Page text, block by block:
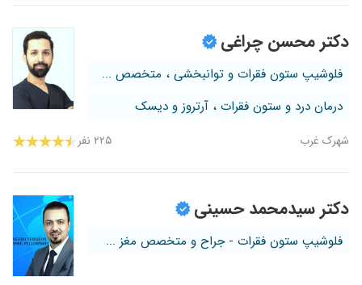
دکتر محسن چراغی
فلوشیپ ستون فقرات و توانبخشی ، متخصص ...
درمان درد و ستون فقرات ، آرتروز و دیسک
شهرک غرب ۲۲۵ نفر
دکتر سیدمحمد حسینی
فلوشیپ ستون فقرات - جراح و متخصص مغز ...